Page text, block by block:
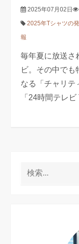
2025年07月02日
2025年Tシャツの
報
毎年夏に放送さ
ビ。その中でも
なる「チャリテ
「24時間テレ